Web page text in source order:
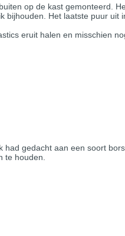
op de kast gemonteerd.
bijhouden. Het laatste puur uit
eruit halen en misschien
gedacht aan een soort
te houden.